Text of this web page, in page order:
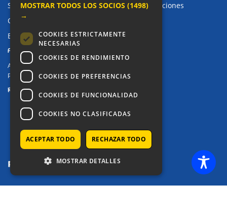
Sugerencias, Quejas, Reclamaciones y Felicitaciones
Canal de denuncias
Buzón denuncia drogas CM
PRIVACIDAD
Aviso legal / Política de privacidad
Política de Cookies
REDES SOCIALES
MOSTRAR TODOS LOS SOCIOS (1498)
→
COOKIES ESTRICTAMENTE
NECESARIAS
COOKIES DE RENDIMIENTO
COOKIES DE PREFERENCIAS
COOKIES DE FUNCIONALIDAD
COOKIES NO CLASIFICADAS
ACEPTAR TODO RECHAZAR TODO
MOSTRAR DETALLES